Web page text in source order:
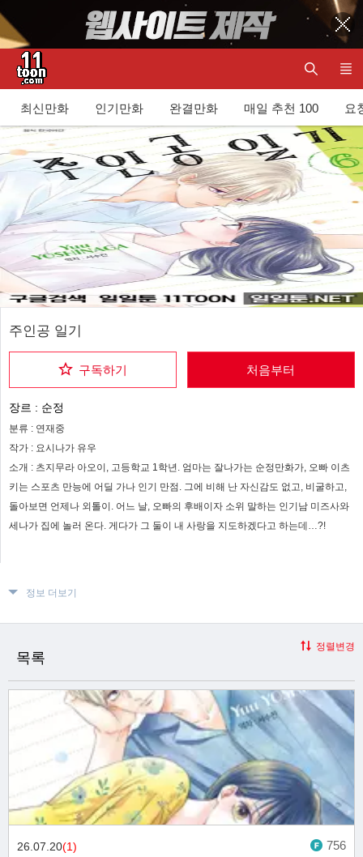
최신만화 인기만화 완결만화 매일 추천 100 요
주인공 일기
구독하기 처음부터
장르 : 순정
분류 : 연재중
작가 : 요시나가 유우
소개 : 츠지무라 아오이, 고등학교 1학년. 엄마는 잘나가는 순정만화가, 오빠 이츠
키는 스포츠 만능에 어딜 가나 인기 만점. 그에 비해 난 자신감도 없고, 비굴하고,
돌아보면 언제나 외톨이. 어느 날, 오빠의 후배이자 소위 말하는 인기남 미즈사와
세나가 집에 놀러 온다. 게다가 그 둘이 내 사랑을 지도하겠다고 하는데…?!
정보 더보기
목록
정렬변경
26.07.20(1) 756